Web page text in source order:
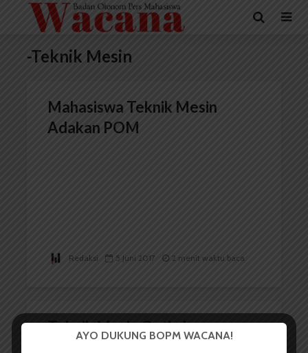
-Teknik Mesin
Mahasiswa Teknik Mesin
Adakan POM
Redaksi 5 Juni 2017 2 menit waktu baca
Teknik Mesin Optimis
AYO DUKUNG BOPM WACANA!